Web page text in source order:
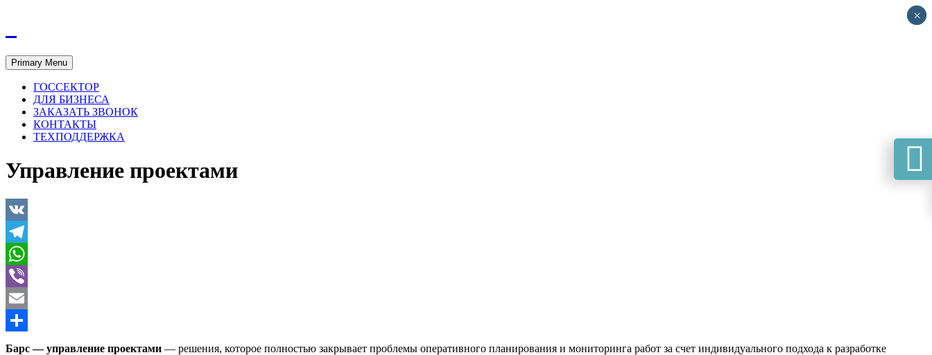
Primary Menu
ГОССЕКТОР
ДЛЯ БИЗНЕСА
ЗАКАЗАТЬ ЗВОНОК
КОНТАКТЫ
ТЕХПОДДЕРЖКА
Управление проектами
VK
Telegram
WhatsApp
Viber
Email
Отправить
Барс — управление проектами — решения, которое полностью закрывает проблемы оперативного планирования и мониторинга работ за счет индивидуального подхода к разработке
×
×
🕻